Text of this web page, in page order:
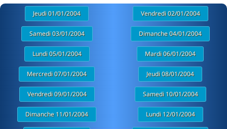
Jeudi 01/01/2004 Vendredi 02/01/2004
Samedi 03/01/2004 Dimanche 04/01/2004
Lundi 05/01/2004 Mardi 06/01/2004
Mercredi 07/01/2004 Jeudi 08/01/2004
Vendredi 09/01/2004 Samedi 10/01/2004
Dimanche 11/01/2004 Lundi 12/01/2004